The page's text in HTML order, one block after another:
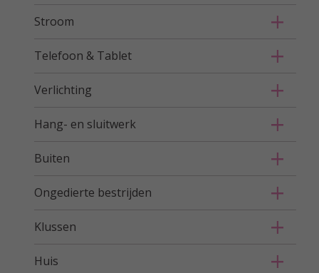
Stroom
Telefoon & Tablet
Verlichting
Hang- en sluitwerk
Buiten
Ongedierte bestrijden
Klussen
Huis